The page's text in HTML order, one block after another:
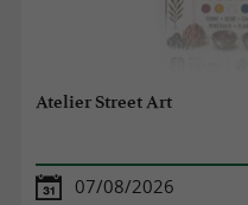
Atelier Street Art
07/08/2026